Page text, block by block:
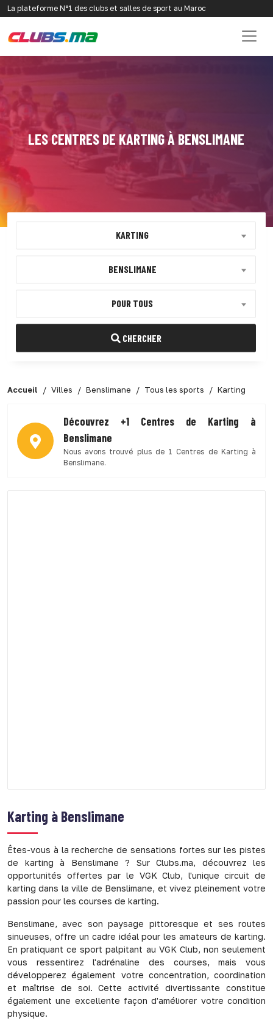
La plateforme N°1 des clubs et salles de sport au Maroc
LES CENTRES DE KARTING À BENSLIMANE
KARTING
BENSLIMANE
POUR TOUS
CHERCHER
Accueil Villes Benslimane Tous les sports Karting
Découvrez +1 Centres de Karting à
Benslimane
Nous avons trouvé plus de 1 Centres de Karting à
Benslimane.
Karting à Benslimane
Êtes-vous à la recherche de sensations fortes sur les pistes
de karting à Benslimane ? Sur Clubs.ma, découvrez les
opportunités offertes par le VGK Club, l'unique circuit de
karting dans la ville de Benslimane, et vivez pleinement votre
passion pour les courses de karting.
Benslimane, avec son paysage pittoresque et ses routes
sinueuses, offre un cadre idéal pour les amateurs de karting.
En pratiquant ce sport palpitant au VGK Club, non seulement
vous ressentirez l'adrénaline des courses, mais vous
développerez également votre concentration, coordination
et maîtrise de soi. Cette activité divertissante constitue
également une excellente façon d'améliorer votre condition
physique.